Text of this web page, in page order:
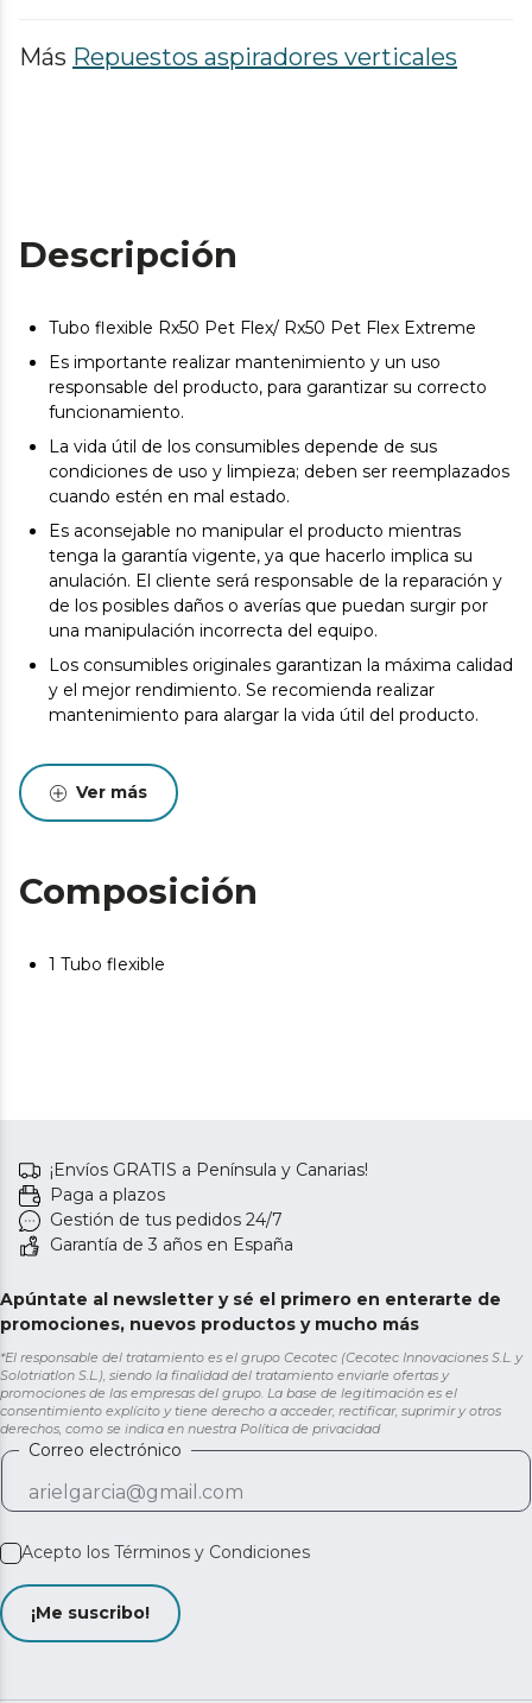
Más Repuestos aspiradores verticales
Descripción
Tubo flexible Rx50 Pet Flex/ Rx50 Pet Flex Extreme
Es importante realizar mantenimiento y un uso
responsable del producto, para garantizar su correcto
funcionamiento.
La vida útil de los consumibles depende de sus
condiciones de uso y limpieza; deben ser reemplazados
cuando estén en mal estado.
Es aconsejable no manipular el producto mientras
tenga la garantía vigente, ya que hacerlo implica su
anulación. El cliente será responsable de la reparación y
de los posibles daños o averías que puedan surgir por
una manipulación incorrecta del equipo.
Los consumibles originales garantizan la máxima calidad
y el mejor rendimiento. Se recomienda realizar
mantenimiento para alargar la vida útil del producto.
Ver más
Composición
1 Tubo flexible
¡Envíos GRATIS a Península y Canarias!
Paga a plazos
Gestión de tus pedidos 24/7
Garantía de 3 años en España
Apúntate al newsletter y sé el primero en enterarte de
promociones, nuevos productos y mucho más
*El responsable del tratamiento es el grupo Cecotec (Cecotec Innovaciones S.L. y
Solotriatlon S.L.), siendo la finalidad del tratamiento enviarle ofertas y
promociones de las empresas del grupo. La base de legitimación es el
consentimiento explícito y tiene derecho a acceder, rectificar, suprimir y otros
derechos, como se indica en nuestra Política de privacidad
Correo electrónico
Acepto los Términos y Condiciones
¡Me suscribo!